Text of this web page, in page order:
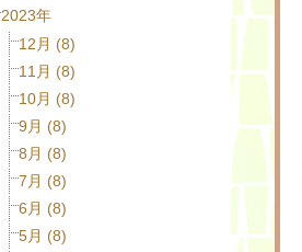
2023年
12月 (8)
11月 (8)
10月 (8)
9月 (8)
8月 (8)
7月 (8)
6月 (8)
5月 (8)